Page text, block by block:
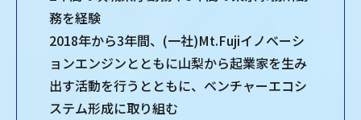
務を経験
2018年から3年間、(一社)Mt.Fujiイノベーシ
ョンエンジンとともに山梨から起業家を生み
出す活動を行うとともに、ベンチャーエコシ
ステム形成に取り組む